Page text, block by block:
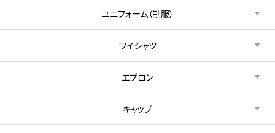
ユニフォーム（制服）
ワイシャツ
エプロン
キャップ